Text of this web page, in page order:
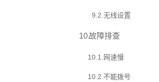
9.2 无线设置
10.故障排查
10.1 网速慢
10.2 不能拨号